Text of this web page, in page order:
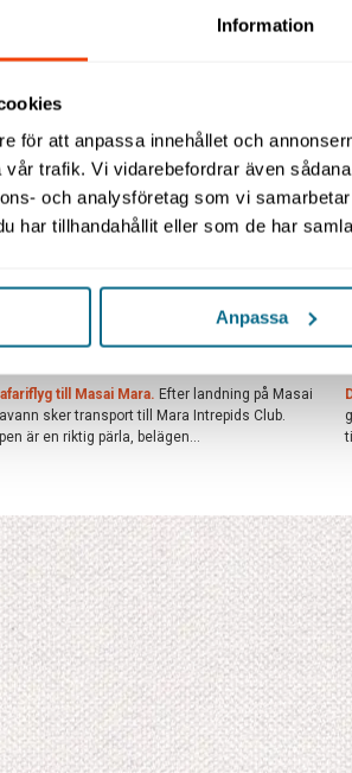
Information
för att anpassa innehållet och
trafik. Vi vidarebefordrar även
och analysföretag som vi
har tillhandahållit eller som de har
Anpassa
i Samburu.
Idag blir det både förmiddags- och
i Samburu och Buffalo Springs reserve.
till Masai Mara. Efter landning på Masai
sker transport till Mara Intrepids Club.
är en riktig pärla, belägen...